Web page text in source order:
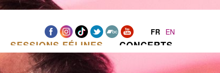
FR EN
SESSIONS FÉLINES CONCERTS